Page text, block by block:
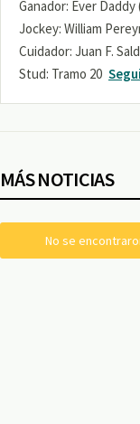
Ganador: Ever Daddy
Jockey: William
Cuidador: Juan F.
Stud: Tramo 20
MÁS NOTICIAS
No se